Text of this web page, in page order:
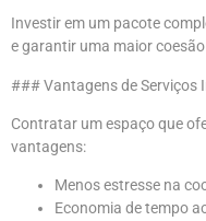
Investir em um pacote
e garantir uma maior
### Vantagens de Serviços
Contratar um espaço que
vantagens:
Menos estresse na
Economia de tempo